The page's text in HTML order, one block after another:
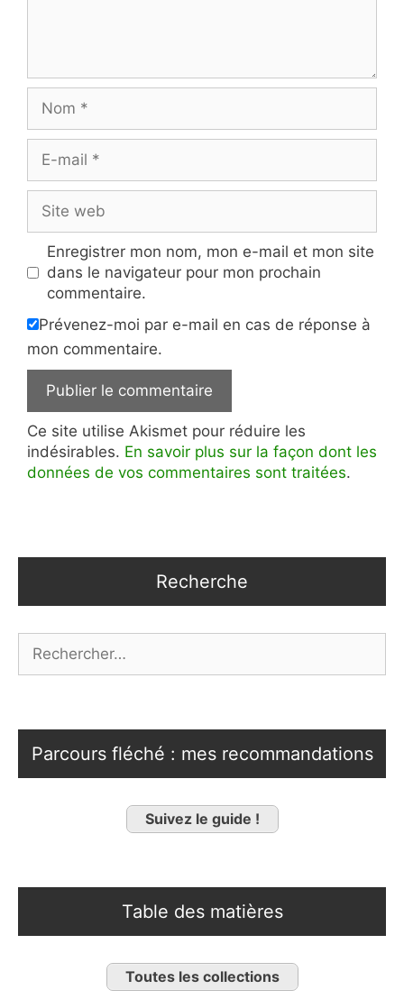
mail
web
Enregistrer mon nom, mon e-mail et mon site
dans le navigateur pour mon prochain
commentaire.
Prévenez-moi par e-mail en cas de réponse à
mon commentaire.
Ce site utilise Akismet pour réduire les
indésirables. En savoir plus sur la façon dont les
données de vos commentaires sont traitées.
Recherche
Parcours fléché : mes recommandations
Suivez le guide !
Table des matières
Toutes les collections